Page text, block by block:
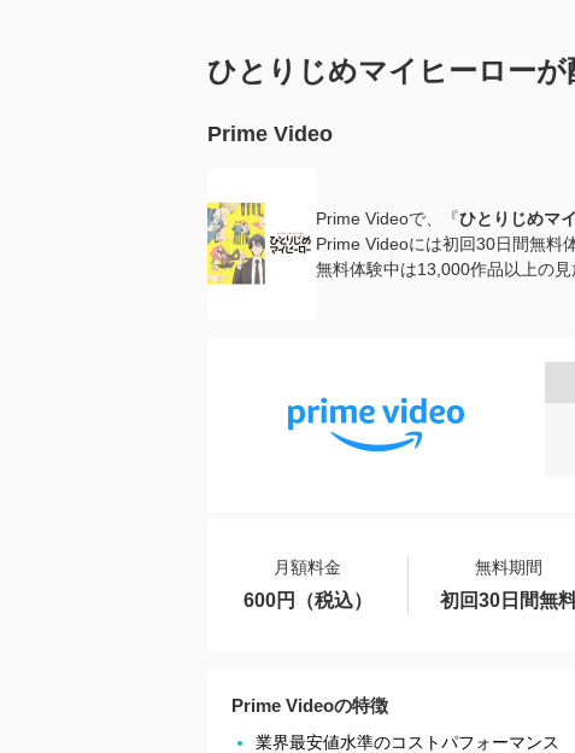
ひとりじめマイヒーロー
Prime Video
Prime Videoで、『ひとりじめマ
Prime Videoには初回30日間無料
無料体験中は13,000作品以上の
月額料金 無料期間
600円（税込） 初回30日間無
Prime Videoの特徴
業界最安値水準のコストパフォーマンス